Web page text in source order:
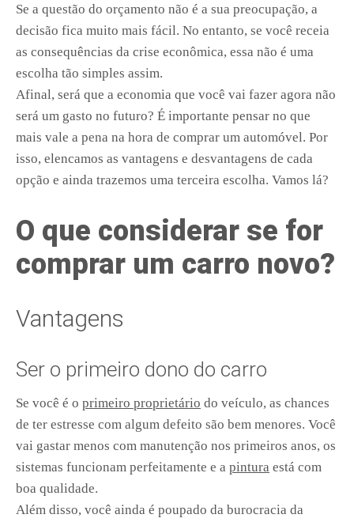
Se a questão do orçamento não é a sua preocupação, a
decisão fica muito mais fácil. No entanto, se você receia
as consequências da crise econômica, essa não é uma
escolha tão simples assim.
Afinal, será que a economia que você vai fazer agora não
será um gasto no futuro? É importante pensar no que
mais vale a pena na hora de comprar um automóvel. Por
isso, elencamos as vantagens e desvantagens de cada
opção e ainda trazemos uma terceira escolha. Vamos lá?
O que considerar se for
comprar um carro novo?
Vantagens
Ser o primeiro dono do carro
Se você é o primeiro proprietário do veículo, as chances
de ter estresse com algum defeito são bem menores. Você
vai gastar menos com manutenção nos primeiros anos, os
sistemas funcionam perfeitamente e a pintura está com
boa qualidade.
Além disso, você ainda é poupado da burocracia da